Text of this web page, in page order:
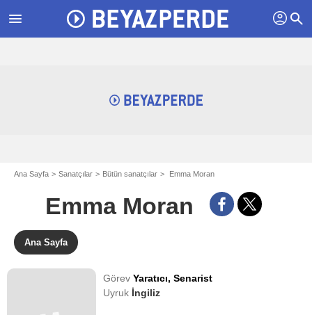
menu profil search
Ana Sayfa Sanatçılar Bütün sanatçılar Emma Moran
Emma Moran
Ana Sayfa
GörevYaratıcı,Senarist
Uyruk İngiliz